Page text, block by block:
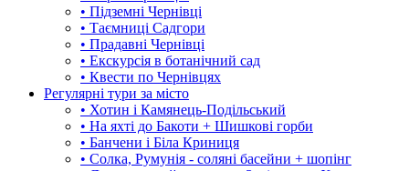
• Підземні Чернівці
• Таємниці Садгори
• Прадавні Чернівці
• Екскурсія в ботанічний сад
• Квести по Чернівцях
Регулярні тури за місто
• Хотин і Камянець-Подільський
• На яхті до Бакоти + Шишкові горби
• Банчени і Біла Криниця
• Солка, Румунія - соляні басейни + шопінг